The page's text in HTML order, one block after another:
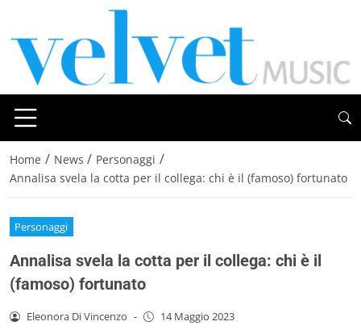
Home / News / Personaggi /
Annalisa svela la cotta per il collega: chi è il (famoso) fortunato
Personaggi
Annalisa svela la cotta per il collega: chi è il
(famoso) fortunato
Eleonora Di Vincenzo - 14 Maggio 2023